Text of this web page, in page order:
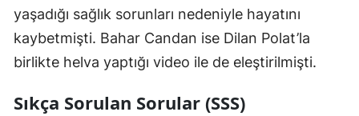
yaşadığı sağlık sorunları nedeniyle hayatını
kaybetmişti. Bahar Candan ise Dilan Polat’la
birlikte helva yaptığı video ile de eleştirilmişti.
Sıkça Sorulan Sorular (SSS)